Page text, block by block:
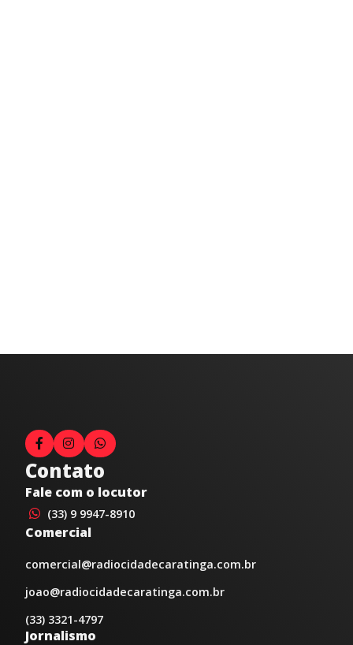
Contato
Fale com o locutor
(33) 9 9947-8910
Comercial
comercial@radiocidadecaratinga.com.br
joao@radiocidadecaratinga.com.br
(33) 3321-4797
Jornalismo